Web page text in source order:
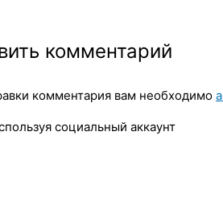
комментарий
комментария вам необходимо
социальный аккаунт